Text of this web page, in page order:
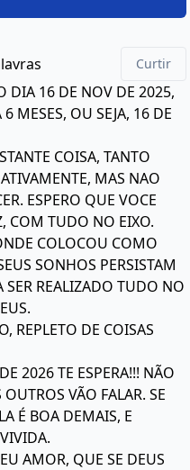
Curtir
DIA 16 DE NOV DE 2025,
MESES, OU SEJA, 16 DE
COISA, TANTO
MAS NAO
ESPERO QUE VOCE
COM TUDO NO EIXO.
COLOCOU COMO
SONHOS PERSISTAM
SER REALIZADO TUDO NO
REPLETO DE COISAS
2026 TE ESPERA!!! NÃO
VÃO FALAR. SE
É BOA DEMAIS, E
AMOR, QUE SE DEUS